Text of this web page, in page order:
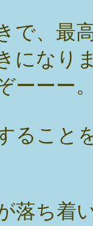
で、最
になり
ーーー
ること
落ち着